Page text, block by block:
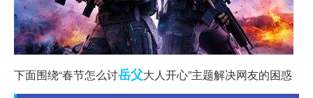
下面围绕“春节怎么讨岳父大人开心”主题解决网友的困惑